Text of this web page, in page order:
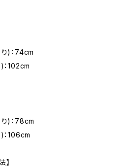
り)：74cm
：102cm
り)：78cm
：106cm
】